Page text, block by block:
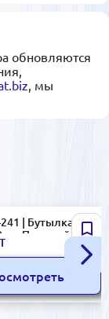
обновляются
, мы
241 | Бутылка для
мл Прочный